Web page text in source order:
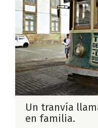
Un tranvía
en familia.